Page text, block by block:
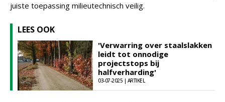
juiste toepassing milieutechnisch veilig.
LEES OOK
'Verwarring over staalslakken
leidt tot onnodige
projectstops bij
halfverharding'
03-07-2025 | ARTIKEL